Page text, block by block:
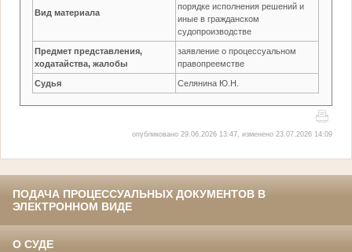
Вид материала
порядке исполнения решений и
иные в гражданском
судопроизводстве
Предмет представления,
ходатайства, жалобы
заявление о процессуальном
правопреемстве
Судья Селянина Ю.Н.
опубликовано 29.06.2026 13:47, изменено 23.07.2026 14:09
ПОДАЧА ПРОЦЕССУАЛЬНЫХ ДОКУМЕНТОВ В
ЭЛЕКТРОННОМ ВИДЕ
О СУДЕ